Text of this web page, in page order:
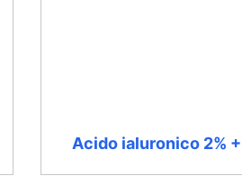
Acido ialuronico 2%